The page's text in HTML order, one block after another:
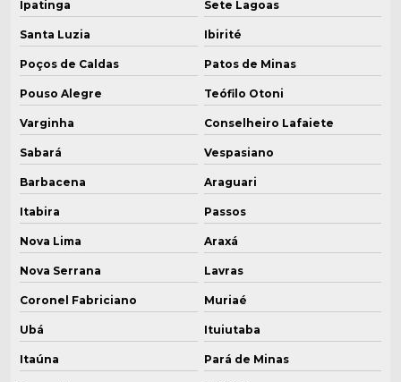
Filtro ciclone industrial
Filtro multiciclone para caldeira
Gerador de vapor
Gerador de vapor caldeira
Gerador de vapor elétrico
Gerador de vapor elétrico industrial
Gerador de vapor a gás
Gerador de vapor industrial
Gerador de vapor a lenha
Ipatinga Sete Lagoas
Santa Luzia Ibirité
Poços de Caldas Patos de Minas
Pouso Alegre Teófilo Otoni
Varginha Conselheiro Lafaiete
Sabará Vespasiano
Barbacena Araguari
Itabira Passos
Nova Lima Araxá
Nova Serrana Lavras
Coronel Fabriciano Muriaé
Ubá Ituiutaba
Itaúna Pará de Minas